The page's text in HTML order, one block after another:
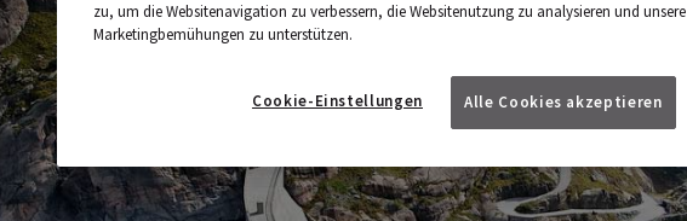
zu, um die Websitenavigation zu verbessern, die Websitenutzung zu analysieren und unsere
Marketingbemühungen zu unterstützen.
Alle Cookies akzeptieren
Cookie-Einstellungen